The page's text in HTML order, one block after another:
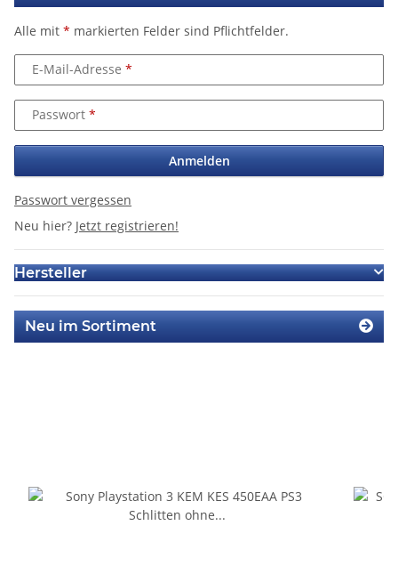
Alle mit * markierten Felder sind Pflichtfelder.
E-Mail-Adresse
Passwort
Anmelden
Passwort vergessen
Neu hier? Jetzt registrieren!
Hersteller
Neu im Sortiment